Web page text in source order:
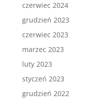
czerwiec 2024
grudzień 2023
czerwiec 2023
marzec 2023
luty 2023
styczeń 2023
grudzień 2022